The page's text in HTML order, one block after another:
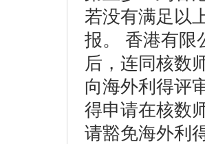
若没有满足以
报。 香港有限
后，连同核数
向海外利得评
得申请在核数
请豁免海外利